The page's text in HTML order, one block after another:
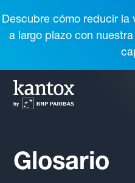
Descubre cómo reducir
a largo plazo con
Glosario